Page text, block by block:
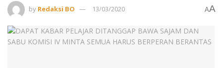
by Redaksi BO 13/03/2020 AA